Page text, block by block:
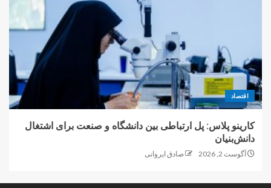
اقتصاد
کارینو پلاس: پل ارتباطی بین دانشگاه و صنعت برای اشتغال
دانش‌بنیان
آگوست 2, 2026 صادق ایروانی